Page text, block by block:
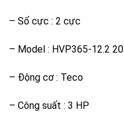
– Số cực : 2 cực
– Model : HVP365-12.2 20
– Động cơ : Teco
– Công suất : 3 HP